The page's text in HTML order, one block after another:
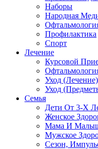
Наборы
Народная
Профилактика
Спорт
Лечение
Курсовой
Уход (Лечение)
Уход
Семья
Дети От 3-Х
Женское
Мама И
Мужское
Сезон,